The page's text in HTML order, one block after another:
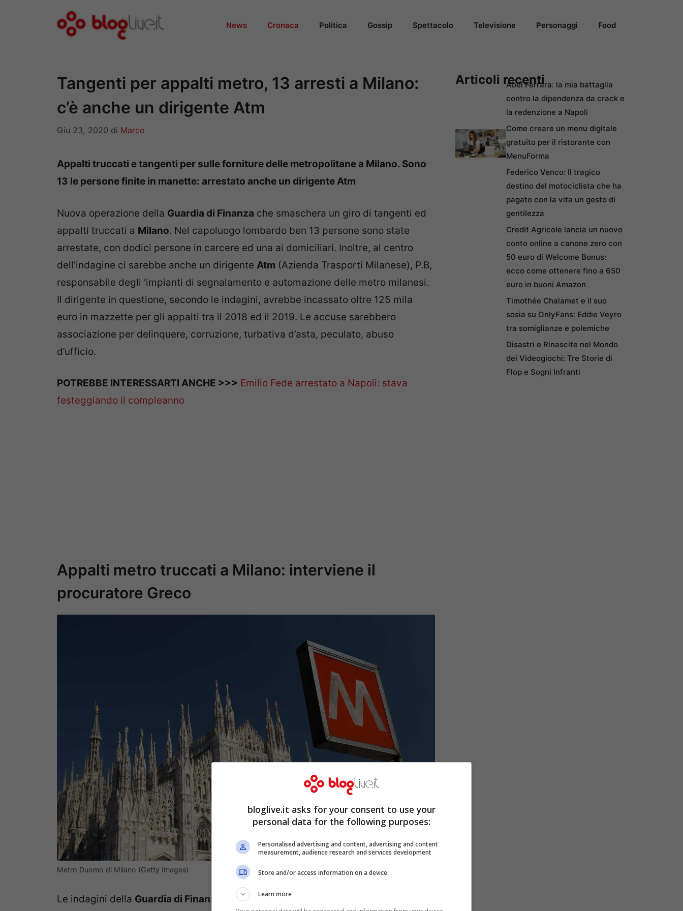
News Cronaca Politica Gossip Spettacolo Televisione Personaggi Food
Tangenti per appalti metro, 13 arresti a Milano:
c’è anche un dirigente Atm
Giu 23, 2020 di Marco
Appalti truccati e tangenti per sulle forniture delle metropolitane a Milano. Sono
13 le persone finite in manette: arrestato anche un dirigente Atm
Nuova operazione della Guardia di Finanza che smaschera un giro di tangenti ed
appalti truccati a Milano. Nel capoluogo lombardo ben 13 persone sono state
arrestate, con dodici persone in carcere ed una ai domiciliari. Inoltre, al centro
dell’indagine ci sarebbe anche un dirigente Atm (Azienda Trasporti Milanese), P.B,
responsabile degli ‘impianti di segnalamento e automazione delle metro milanesi.
Il dirigente in questione, secondo le indagini, avrebbe incassato oltre 125 mila
euro in mazzette per gli appalti tra il 2018 ed il 2019. Le accuse sarebbero
associazione per delinquere, corruzione, turbativa d’asta, peculato, abuso
d’ufficio.
POTREBBE INTERESSARTI ANCHE >>> Emilio Fede arrestato a Napoli: stava
festeggiando il compleanno
Appalti metro truccati a Milano: interviene il
procuratore Greco
Metro Duomo di Milano (Getty Images)
Le indagini della Guardia di Finanza
portano a 13 arresti per delle tangenti su
Articoli recentiAbel Ferrara: la mia battaglia
contro la dipendenza da crack e
la redenzione a Napoli
Come creare un menu digitale
gratuito per il ristorante con
MenuForma
Federico Venco: Il tragico
destino del motociclista che ha
pagato con la vita un gesto di
gentilezza
Credit Agricole lancia un nuovo
conto online a canone zero con
50 euro di Welcome Bonus:
ecco come ottenere fino a 650
euro in buoni Amazon
Timothée Chalamet e il suo
sosia su OnlyFans: Eddie Veyro
tra somiglianze e polemiche
Disastri e Rinascite nel Mondo
dei Videogiochi: Tre Storie di
Flop e Sogni Infranti
bloglive.it asks for your consent to use your
personal data for the following purposes:
Personalised advertising and content, advertising and content
measurement, audience research and services development
Store and/or access information on a device
Learn more